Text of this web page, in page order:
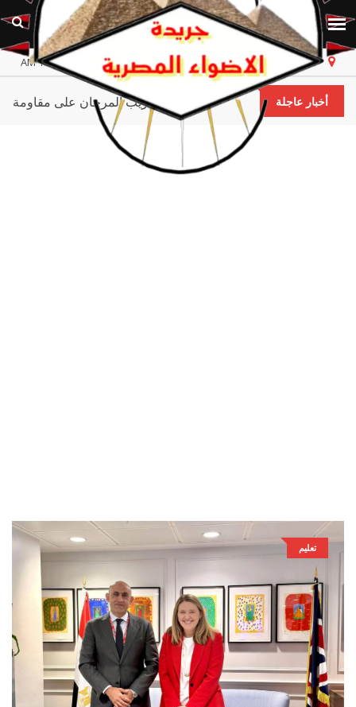
مصر الأحد، ٩ أغسطس ٢٠٢٦ أخر تحديث 11:52:06 AM
أخبار عاجلةعلماء كاوست يكتشفون إمكانية تدريب المرجان على
تعليم